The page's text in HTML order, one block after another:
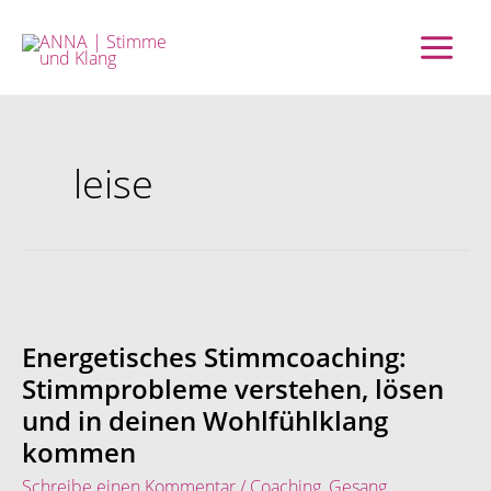
Inhalt
springen
leise
Energetisches Stimmcoaching:
Stimmprobleme verstehen, lösen
und in deinen Wohlfühlklang
kommen
Stimmprobleme
verstehen,
lösen
und
in
deinen